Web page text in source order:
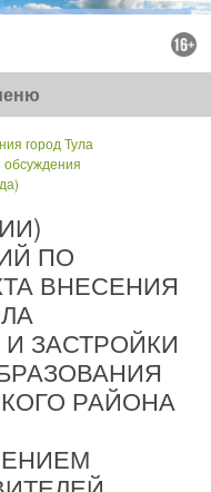
город Тула
ПО
ВНЕСЕНИЯ
ЗАСТРОЙКИ
РАЙОНА